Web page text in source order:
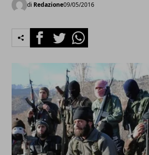
di Redazione09/05/2016
FacebookTwitterWhatsapp